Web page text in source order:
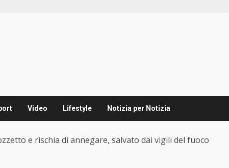
Video Lifestyle Notizia per Notizia
e rischia di annegare, salvato dai vigili del fuoco